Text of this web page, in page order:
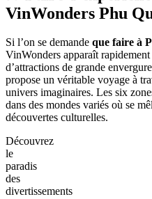
VinWonders Phu
Si l’on se demande que faire à
VinWonders apparaît
d’attractions de grande
propose un véritable voyage à
univers imaginaires. Les six
dans des mondes variés où se
découvertes culturelles.
Découvrez
le
paradis
des
divertissements